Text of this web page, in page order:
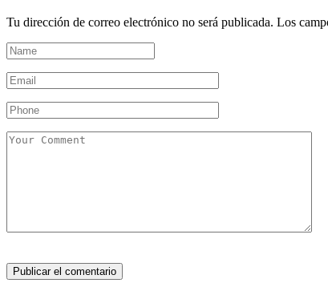
Tu dirección de correo electrónico no será publicada. Los